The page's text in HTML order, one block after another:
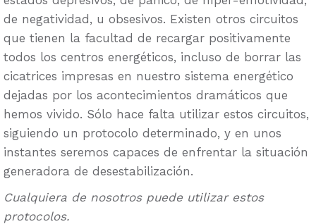
de negatividad, u obsesivos. Existen otros circuitos
que tienen la facultad de recargar positivamente
todos los centros energéticos, incluso de borrar las
cicatrices impresas en nuestro sistema energético
dejadas por los acontecimientos dramáticos que
hemos vivido. Sólo hace falta utilizar estos circuitos,
siguiendo un protocolo determinado, y en unos
instantes seremos capaces de enfrentar la situación
generadora de desestabilización.
Cualquiera de nosotros puede utilizar estos
protocolos.